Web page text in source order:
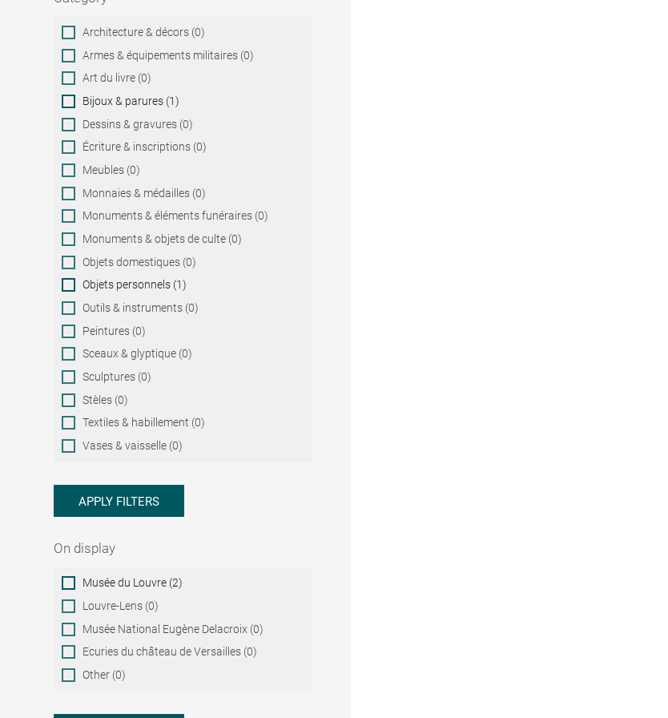
Category
Architecture & décors (0)
Armes & équipements militaires (0)
Art du livre (0)
Bijoux & parures (1)
Dessins & gravures (0)
Écriture & inscriptions (0)
Meubles (0)
Monnaies & médailles (0)
Monuments & éléments funéraires (0)
Monuments & objets de culte (0)
Objets domestiques (0)
Objets personnels (1)
Outils & instruments (0)
Peintures (0)
Sceaux & glyptique (0)
Sculptures (0)
Stèles (0)
Textiles & habillement (0)
Vases & vaisselle (0)
APPLY FILTERS
On display
On
display
Musée du Louvre (2)
Louvre-Lens (0)
Musée National Eugène Delacroix (0)
Ecuries du château de Versailles (0)
Other (0)